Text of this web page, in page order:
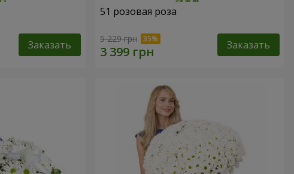
Заказать
51 розовая роза
5 229 грн Заказать